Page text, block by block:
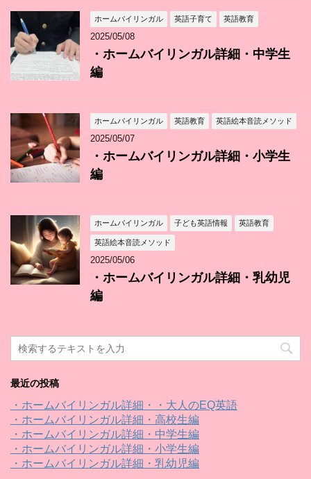
ホームバイリンガル 英語子育て 英語教育
2025/05/08
・ホームバイリンガル詳細・中学生
編
ホームバイリンガル 英語教育 英語絵本音読メソッド
2025/05/07
・ホームバイリンガル詳細・小学生
編
ホームバイリンガル 子ども英語情報 英語教育
英語絵本音読メソッド
2025/05/06
・ホームバイリンガル詳細・乳幼児
編
最近の投稿
・ホームバイリンガル詳細・・大人のEQ英語
・ホームバイリンガル詳細・高校生編
・ホームバイリンガル詳細・中学生編
・ホームバイリンガル詳細・小学生編
・ホームバイリンガル詳細・乳幼児編